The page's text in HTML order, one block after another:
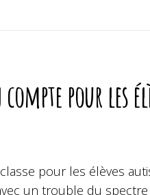
pour les
pour les élèves
un trouble du